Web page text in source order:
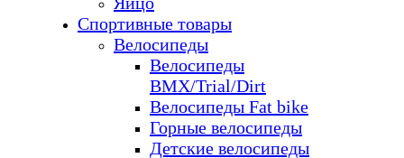
Спортивные товары
Велосипеды
Велосипеды
BMX/Trial/Dirt
Велосипеды Fat bike
Горные велосипеды
Детские велосипеды